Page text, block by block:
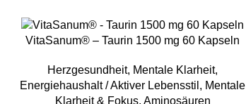
IN DEN WARENKORB
VitaSanum® – Taurin 1500 mg 60 Kapseln
Herzgesundheit, Mentale Klarheit,
Energiehaushalt / Aktiver Lebensstil , Mentale
Klarheit & Fokus, Aminosäuren